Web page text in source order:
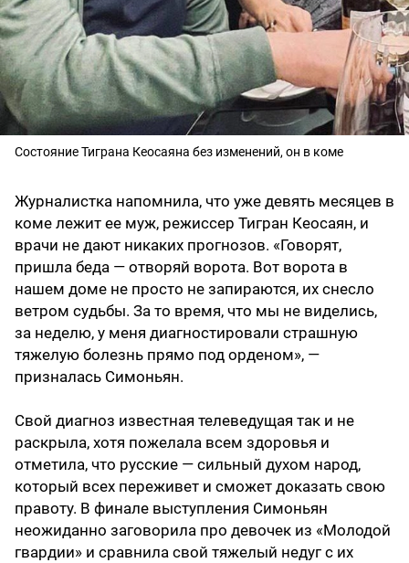
Состояние Тиграна Кеосаяна без изменений, он в коме
Журналистка напомнила, что уже девять месяцев в
коме лежит ее муж, режиссер Тигран Кеосаян, и
врачи не дают никаких прогнозов. «Говорят,
пришла беда — отворяй ворота. Вот ворота в
нашем доме не просто не запираются, их снесло
ветром судьбы. За то время, что мы не виделись,
за неделю, у меня диагностировали страшную
тяжелую болезнь прямо под орденом», —
призналась Симоньян.
Свой диагноз известная телеведущая так и не
раскрыла, хотя пожелала всем здоровья и
отметила, что русские — сильный духом народ,
который всех переживет и сможет доказать свою
правоту. В финале выступления Симоньян
неожиданно заговорила про девочек из «Молодой
гвардии» и сравнила свой тяжелый недуг с их